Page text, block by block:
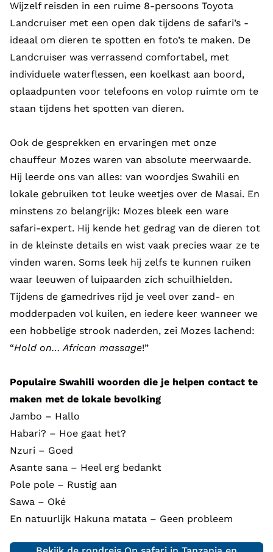
Wijzelf reisden in een ruime 8-persoons Toyota
Landcruiser met een open dak tijdens de safari’s -
ideaal om dieren te spotten en foto’s te maken. De
Landcruiser was verrassend comfortabel, met
individuele waterflessen, een koelkast aan boord,
oplaadpunten voor telefoons en volop ruimte om te
staan tijdens het spotten van dieren.
Ook de gesprekken en ervaringen met onze
chauffeur Mozes waren van absolute meerwaarde.
Hij leerde ons van alles: van woordjes Swahili en
lokale gebruiken tot leuke weetjes over de Masai. En
minstens zo belangrijk: Mozes bleek een ware
safari‑expert. Hij kende het gedrag van de dieren tot
in de kleinste details en wist vaak precies waar ze te
vinden waren. Soms leek hij zelfs te kunnen ruiken
waar leeuwen of luipaarden zich schuilhielden.
Tijdens de gamedrives rijd je veel over zand- en
modderpaden vol kuilen, en iedere keer wanneer we
een hobbelige strook naderden, zei Mozes lachend:
“Hold on… African massage!”
Populaire Swahili woorden die je helpen contact te
maken met de lokale bevolking
Jambo – Hallo
Habari? – Hoe gaat het?
Nzuri – Goed
Asante sana – Heel erg bedankt
Pole pole – Rustig aan
Sawa – Oké
En natuurlijk Hakuna matata – Geen probleem